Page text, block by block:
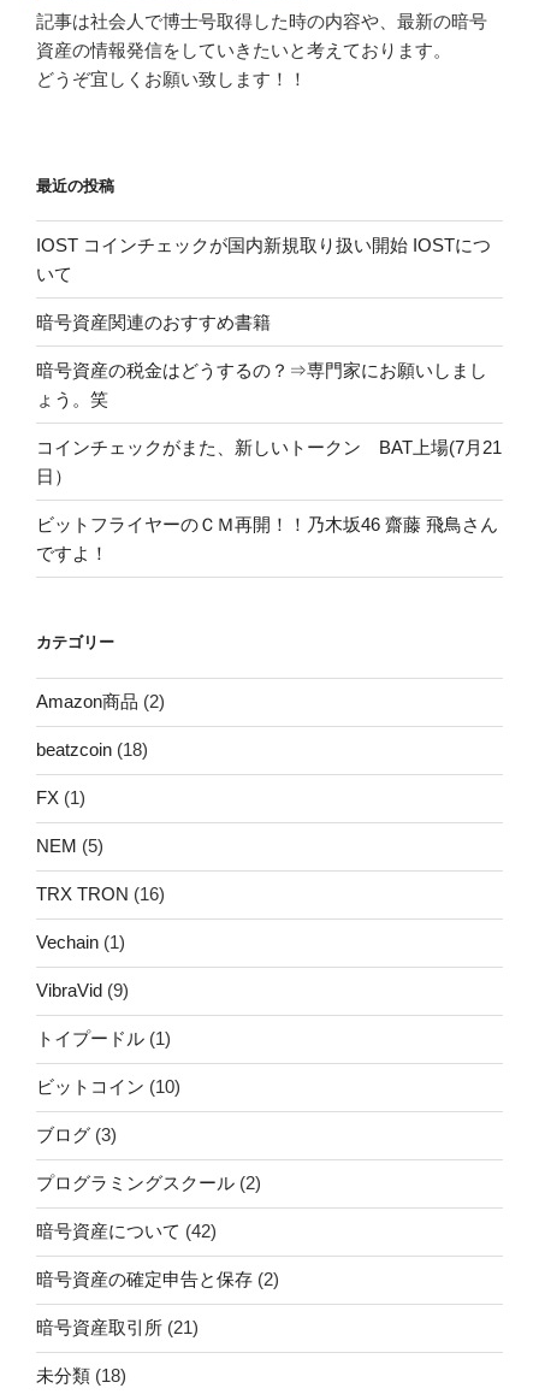
記事は社会人で博士号取得した時の内容や、最新の暗号
資産の情報発信をしていきたいと考えております。
どうぞ宜しくお願い致します！！
最近の投稿
IOST コインチェックが国内新規取り扱い開始 IOSTにつ
いて
暗号資産関連のおすすめ書籍
暗号資産の税金はどうするの？⇒専門家にお願いしまし
ょう。笑
コインチェックがまた、新しいトークン BAT上場(7月21
日）
ビットフライヤーのＣＭ再開！！乃木坂46 齋藤 飛鳥さん
ですよ！
カテゴリー
Amazon商品 (2)
beatzcoin (18)
FX (1)
NEM (5)
TRX TRON (16)
Vechain (1)
VibraVid (9)
トイプードル (1)
ビットコイン (10)
ブログ (3)
プログラミングスクール (2)
暗号資産について (42)
暗号資産の確定申告と保存 (2)
暗号資産取引所 (21)
未分類 (18)